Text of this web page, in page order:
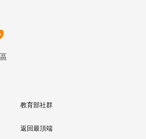
教育部社群
返回最頂端